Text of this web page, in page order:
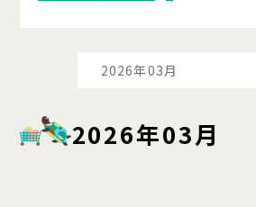
2026年03月
2026年03月